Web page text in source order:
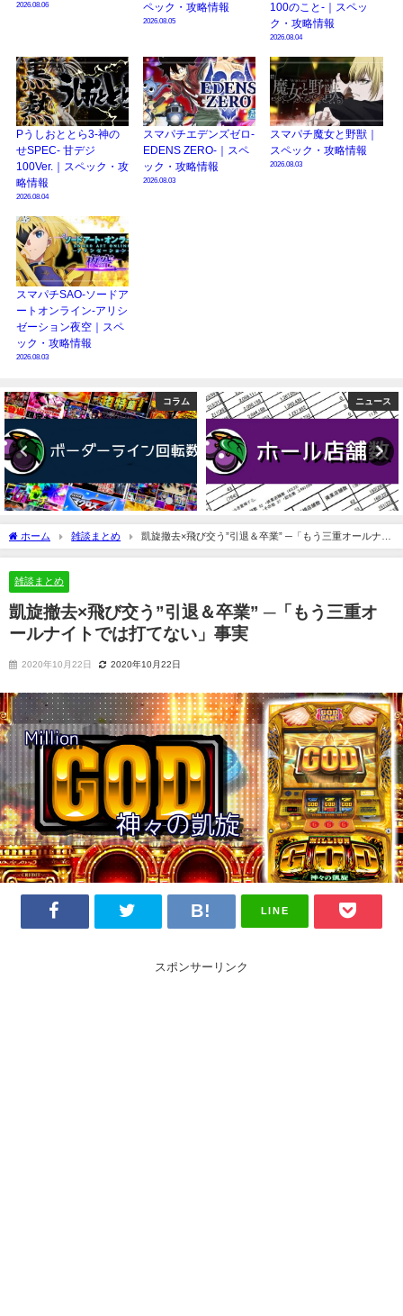
2026.08.06
ペック・攻略情報
2026.08.05
100のこと-｜スペッ
ク・攻略情報
2026.08.04
Pうしおととら3-神の
せSPEC- 甘デジ
100Ver.｜スペック・攻
略情報
2026.08.04
スマパチエデンズゼロ-
EDENS ZERO-｜スペ
ック・攻略情報
2026.08.03
スマパチ魔女と野獣｜
スペック・攻略情報
2026.08.03
スマパチSAO-ソードア
ートオンライン-アリシ
ゼーション夜空｜スペ
ック・攻略情報
2026.08.03
ニュース コラム
ホーム 雑談まとめ
凱旋撤去×飛び交う”引退＆卒業” ─「もう三重オールナイ
トでは打てない」事実
雑談まとめ
凱旋撤去×飛び交う”引退＆卒業” ─「もう三重オ
ールナイトでは打てない」事実
2020年10月22日 2020年10月22日
LINE
スポンサーリンク